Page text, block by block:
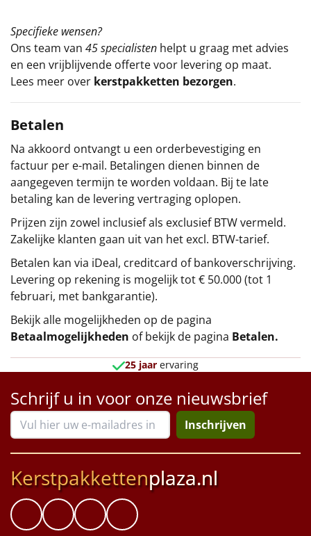
Specifieke wensen?
Ons team van 45 specialisten helpt u graag met advies
en een vrijblijvende offerte voor levering op maat.
Lees meer over kerstpakketten bezorgen.
Betalen
Na akkoord ontvangt u een orderbevestiging en
factuur per e-mail. Betalingen dienen binnen de
aangegeven termijn te worden voldaan. Bij te late
betaling kan de levering vertraging oplopen.
Prijzen zijn zowel inclusief als exclusief BTW vermeld.
Zakelijke klanten gaan uit van het excl. BTW-tarief.
Betalen kan via iDeal, creditcard of bankoverschrijving.
Levering op rekening is mogelijk tot € 50.000 (tot 1
februari, met bankgarantie).
Bekijk alle mogelijkheden op de pagina
Betaalmogelijkheden of bekijk de pagina Betalen.
25 jaar ervaring
Schrijf u in voor onze nieuwsbrief
Inschrijven
Kerstpakkettenplaza.nl